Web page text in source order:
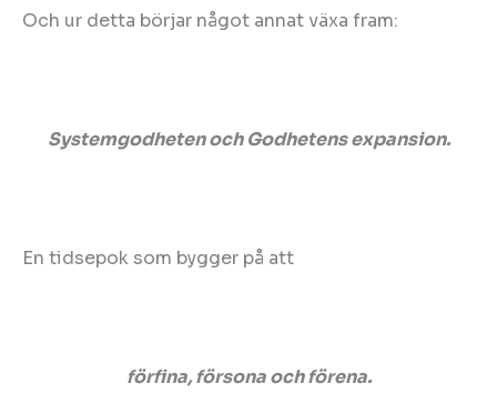
Och ur detta börjar något annat växa fram:
Systemgodheten och Godhetens expansion.
En tidsepok som bygger på att
förfina, försona och förena.